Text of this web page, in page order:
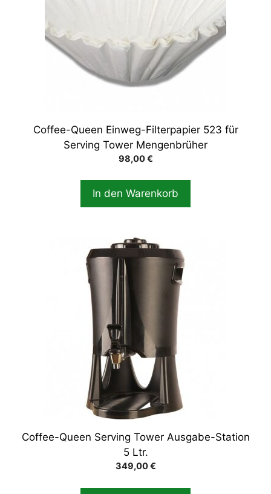
Coffee-Queen Einweg-Filterpapier 523 für
Serving Tower Mengenbrüher
98,00€
In den Warenkorb
Coffee-Queen Serving Tower Ausgabe-Station
5 Ltr.
349,00€